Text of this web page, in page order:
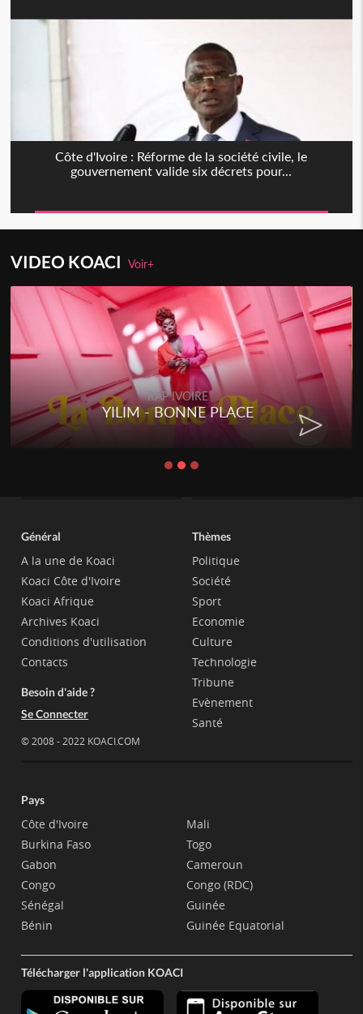
Côte d'Ivoire : Réforme de la société civile, le
gouvernement valide six décrets pour...
VIDEO KOACIVoir+
RAP IVOIRE
YILIM - BONNE PLACE
Général
A la une de Koaci
Koaci Côte d'Ivoire
Koaci Afrique
Archives Koaci
Conditions d'utilisation
Contacts
Besoin d'aide ?
Se Connecter
© 2008 - 2022 KOACI.COM
Thèmes
Politique
Société
Sport
Economie
Culture
Technologie
Tribune
Evènement
Santé
Pays
Côte d'Ivoire
Burkina Faso
Gabon
Congo
Sénégal
Bénin
Mali
Togo
Cameroun
Congo (RDC)
Guinée
Guinée Equatorial
Télécharger l'application KOACI